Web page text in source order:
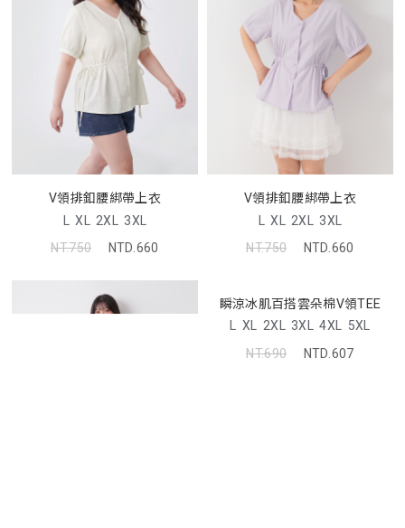
V領排釦腰綁帶上衣
L XL 2XL 3XL
NT.750
NTD.660
V領排釦腰綁帶上衣
L XL 2XL 3XL
NT.750
NTD.660
瞬涼冰肌百搭雲朵棉V領TEE
L XL 2XL 3XL 4XL 5XL
NT.690
NTD.607